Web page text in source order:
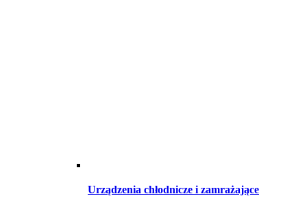
Urządzenia chłodnicze i zamrażające